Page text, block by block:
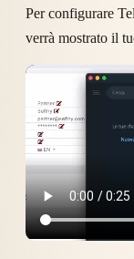
Per configurare
verrà mostrato il